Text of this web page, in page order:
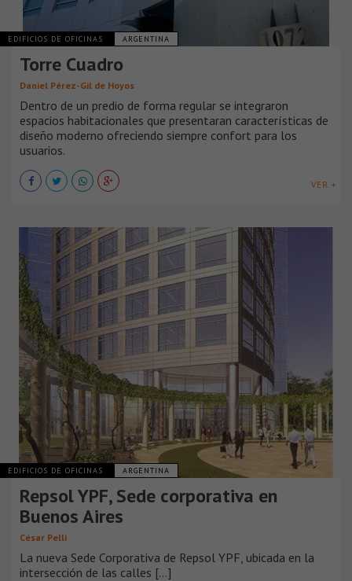
EDIFICIOS DE OFICINAS ARGENTINA
Torre Cuadro
Daniel Pérez-Gil de Hoyos
Dentro de un predio de forma regular se integraron
espacios habitacionales que presentaran características de
diseño moderno ofreciendo siempre confort para los
usuarios.
VER +
EDIFICIOS DE OFICINAS ARGENTINA
Repsol YPF, Sede corporativa en
Buenos Aires
César Pelli
La nueva Sede Corporativa de Repsol YPF, ubicada en la
intersección de las calles [...]